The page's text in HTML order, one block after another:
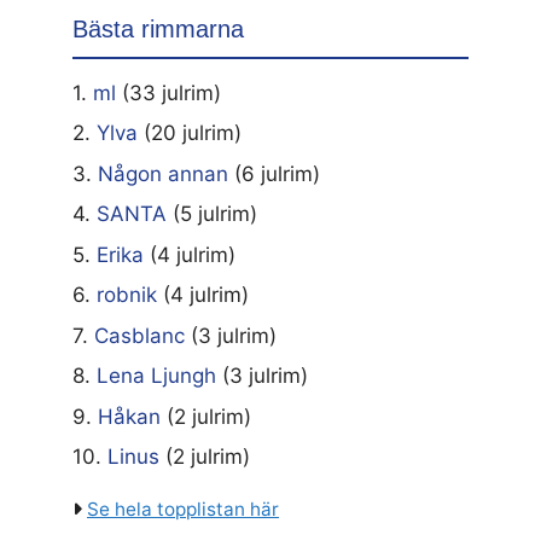
Bästa rimmarna
1. ml (33 julrim)
2. Ylva (20 julrim)
3. Någon annan (6 julrim)
4. SANTA (5 julrim)
5. Erika (4 julrim)
6. robnik (4 julrim)
7. Casblanc (3 julrim)
8. Lena Ljungh (3 julrim)
9. Håkan (2 julrim)
10. Linus (2 julrim)
Se hela topplistan här